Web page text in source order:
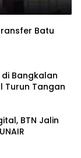
Batu
Bangkalan
Turun Tangan
BTN Jalin